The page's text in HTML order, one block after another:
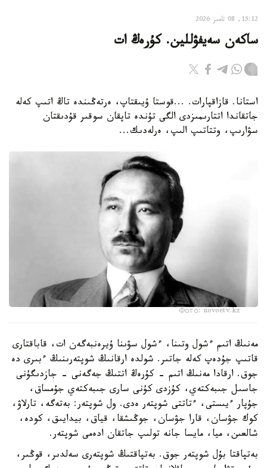
15:12, 08 تامىز 2026
ساكەن سەيفۋللين. كۇرەڭ ات
استانا. قازاقپارات. ...قوستا ۇيىقتاپ، ەرتەڭىندە تاڭ اتىپ كەلە
جاتقاندا اتتارىمىزدى الگى تۇندە تاپقان سوقىر قۇدىقتان
سۋارىپ، وتتاتىپ الىپ، ەرلەدىك...
Фото: novoetv.kz
مەنىڭ اتىم ءشول وتىنا، ءشول سۋىنا ۇيرەنبەگەن ات، قاباقتارى
قاتىپ جۇدەپ كەلە جاتىر. شولدە ارقانىڭ شوپتەرىنىڭ ءبىرى دە
جوق. ارقادا مەنىڭ اتىم - كۇرەڭ اتتىڭ جەگەنى - جازدىگۇنى
جاسىل جىبەكتەي، كۇزدى كۇنى سارى جىبەكتەي جۇمساق،
جۇپار ءيىستى، ءتاتتى شوپتەر ەدى. ول شوپتەر: بەتەگە، تارلاۋ،
كوك جۋسان، قارا جۋسان، جوڭىشقا، قياق، بيدايىق، كودە،
شالعىن، ميا، مايسا جانە تولىپ جاتقان ادەمى شوپتەر.
بەتپاقتا بۇل شوپتەر جوق. بەتپاقتىڭ شوپتەرى سەلدىر، قوڭىر،